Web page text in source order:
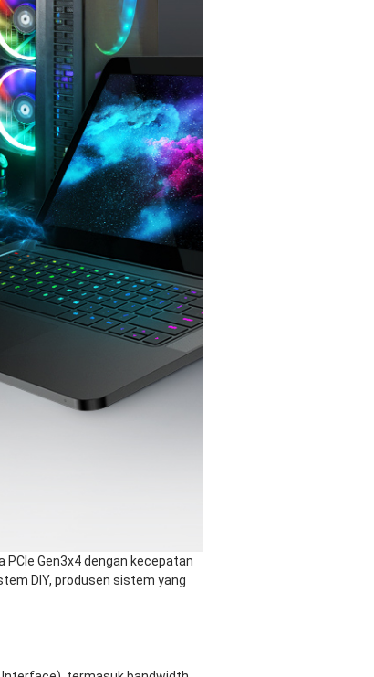
Gen3x4 dengan kecepatan
DIY, produsen sistem yang